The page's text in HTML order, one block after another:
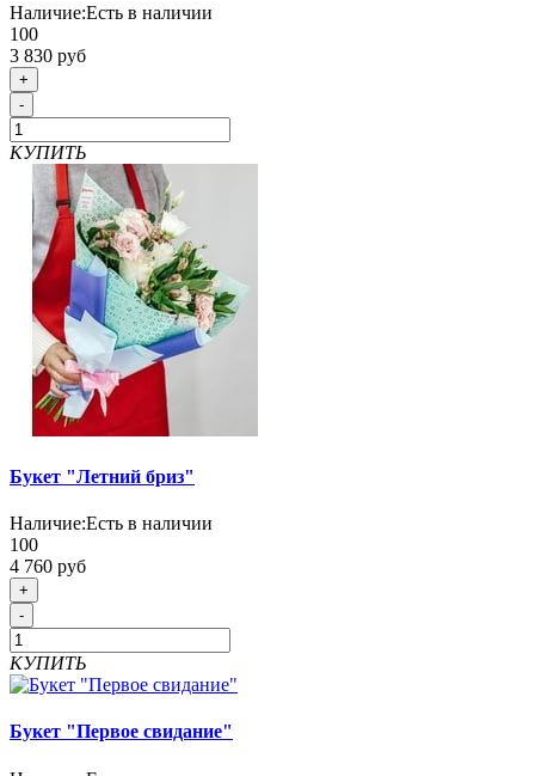
Наличие:Есть в наличии
100
3 830 руб
+
-
КУПИТЬ
Букет "Летний бриз"
Наличие:Есть в наличии
100
4 760 руб
+
-
КУПИТЬ
Букет "Первое свидание"